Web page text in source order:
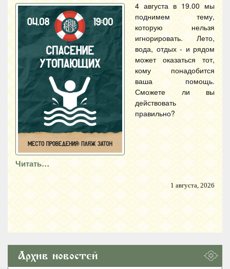
4 августа в 19.00 мы
поднимем тему,
которую нельзя
игнорировать. Лето,
вода, отдых - и рядом
может оказаться тот,
кому понадобится
ваша помощь.
Сможете ли вы
действовать
правильно?
Читать…
1 августа, 2026
Архив новостей